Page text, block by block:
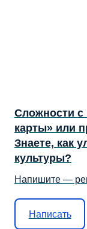
Сложности с
карты» или
Знаете, как
культуры?
Напишите —
Написать